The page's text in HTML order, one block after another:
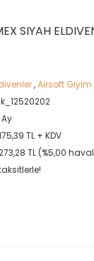
SIYAH
,Airsoft Giyim
Ay
TL + KDV
TL (%5,00